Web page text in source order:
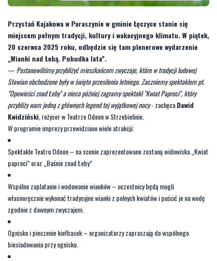
Przystań Kajakowa w Paraszynie w gminie Łęczyce stanie się
miejscem pełnym tradycji, kultury i wakacyjnego klimatu. W piątek,
20 czerwca 2025 roku, odbędzie się tam plenerowe wydarzenie
„Wianki nad Łebą. Pobudka lata”.
— Postanowiliśmy przybliżyć mieszkańcom zwyczaje, które w tradycji ludowej
Słowian obchodzone były w święto przesilenia letniego. Zaczniemy spektaklem pt.
"Opowieści znad Łeby" a nieco później zagramy spektakl "Kwiat Paproci", który
przybliży wam jedną z głównych legend tej wyjątkowej nocy- zachęcaDawid
Kwidziński, reżyser w Teatrze Odeon w Strzebielinie.
W programie imprezy przewidziano wiele atrakcji:
Spektakle Teatru Odeon – na scenie zaprezentowane zostaną widowiska „Kwiat
paproci” oraz „Baśnie znad Łeby”
Wspólne zaplatanie i wodowanie wianków – uczestnicy będą mogli
własnoręcznie wykonać tradycyjne wianki z polnych kwiatów i puścić je na wodę
zgodnie z dawnym zwyczajem.
Ognisko i pieczenie kiełbasek – organizatorzy zapraszają do wspólnego
biesiadowania przy ognisku.